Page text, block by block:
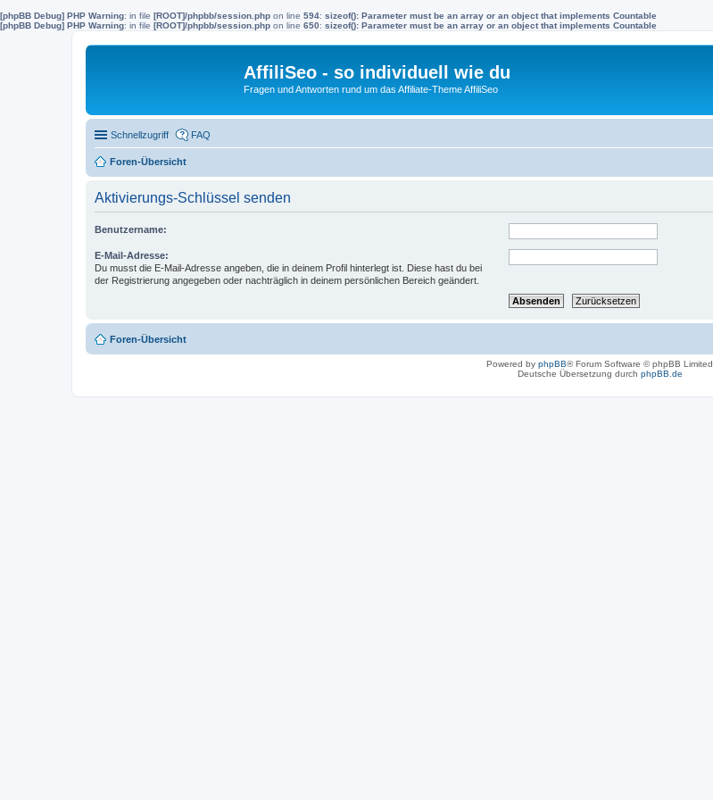
[phpBB Debug] PHP Warning: in file [ROOT]/phpbb/session.php on line 594: sizeof(): Parameter must be an array or an object that implements Countable
[phpBB Debug] PHP Warning: in file [ROOT]/phpbb/session.php on line 650: sizeof(): Parameter must be an array or an object that implements Countable
AffiliSeo - so individuell wie du
Fragen und Antworten rund um das Affiliate-Theme AffiliSeo
Schnellzugriff FAQ
Foren-Übersicht
Aktivierungs-Schlüssel senden
Benutzername:
E-Mail-Adresse:
Du musst die E-Mail-Adresse angeben, die in deinem Profil hinterlegt ist. Diese hast du bei
der Registrierung angegeben oder nachträglich in deinem persönlichen Bereich geändert.
Foren-Übersicht
Powered by phpBB® Forum Software © phpBB Limited
Deutsche Übersetzung durch phpBB.de